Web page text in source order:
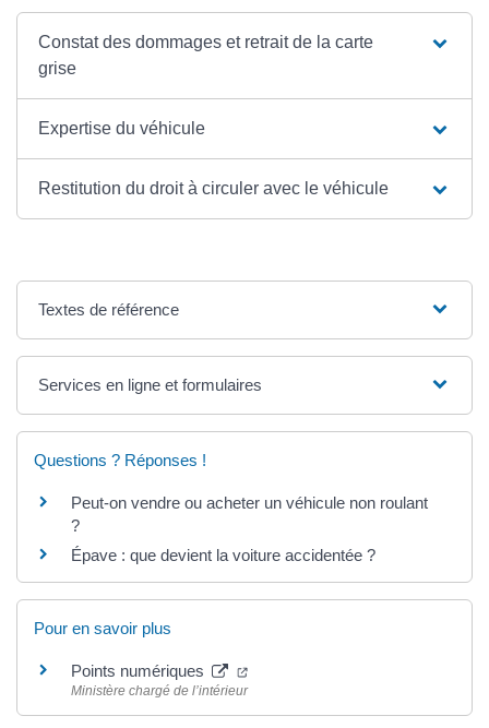
Constat des dommages et retrait de la carte
grise
Expertise du véhicule
Restitution du droit à circuler avec le véhicule
Textes de référence
Services en ligne et formulaires
Questions ? Réponses !
Peut-on vendre ou acheter un véhicule non roulant
?
Épave : que devient la voiture accidentée ?
Pour en savoir plus
Points numériques
Ministère chargé de l’intérieur